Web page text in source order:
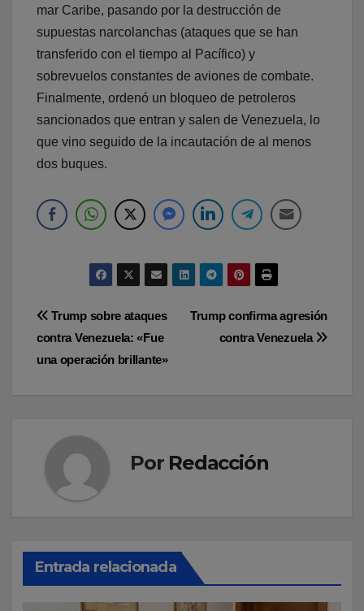
mar Caribe, pasando por la destrucción de
supuestas narcolanchas (ataques que se han
transferido con el tiempo al Pacífico) y
sobrevuelos constantes de aviones de combate.
Finalmente, ordenó un bloqueo de petroleros
sancionados que entran y salen de Venezuela, lo
que vino seguido de la incautación de al menos
dos buques.
Navegación
de
Trump confirma agresión
contra Venezuela
Trump sobre ataques
contra Venezuela: «Fue
una operación brillante»
Por Redacción
Entrada relacionada